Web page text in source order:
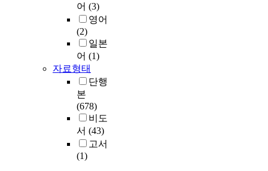
어 (3)
영어
(2)
일본
어 (1)
자료형태
단행
본
(678)
비도
서 (43)
고서
(1)